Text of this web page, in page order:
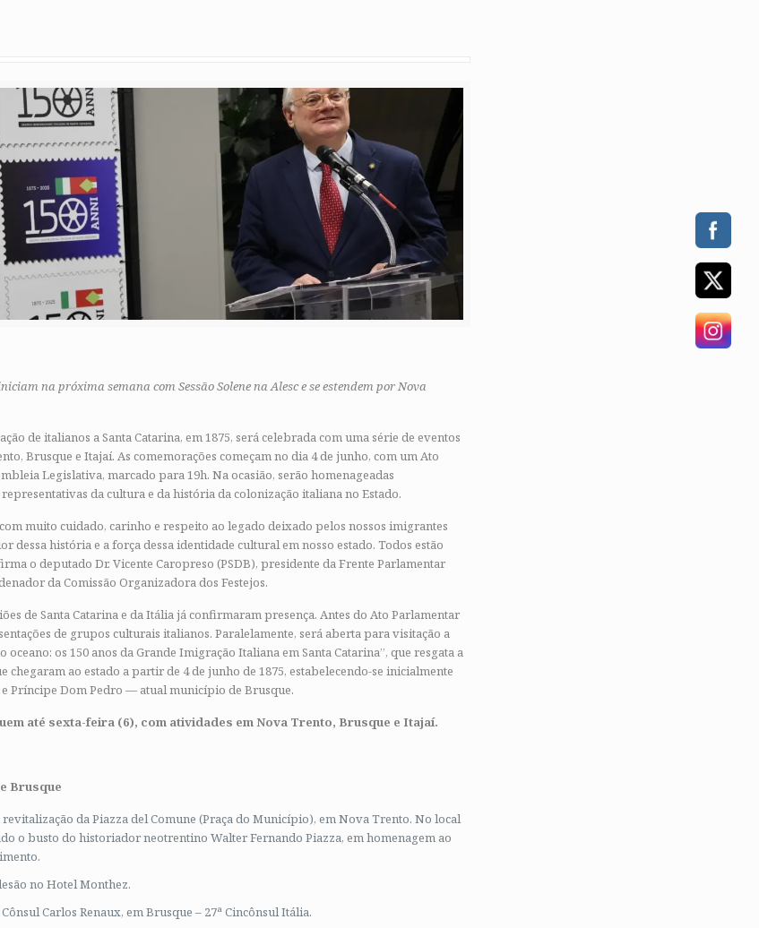
na próxima semana com Sessão Solene na Alesc e se estendem por Nova
de italianos a Santa Catarina, em 1875, será celebrada com uma série de eventos
Brusque e Itajaí. As comemorações começam no dia 4 de junho, com um Ato
Legislativa, marcado para 19h. Na ocasião, serão homenageadas
da cultura e da história da colonização italiana no Estado.
muito cuidado, carinho e respeito ao legado deixado pelos nossos imigrantes
dessa história e a força dessa identidade cultural em nosso estado. Todos estão
o deputado Dr. Vicente Caropreso (PSDB), presidente da Frente Parlamentar
da Comissão Organizadora dos Festejos.
de Santa Catarina e da Itália já confirmaram presença. Antes do Ato Parlamentar
de grupos culturais italianos. Paralelamente, será aberta para visitação a
os 150 anos da Grande Imigração Italiana em Santa Catarina”, que resgata a
ao estado a partir de 4 de junho de 1875, estabelecendo-se inicialmente
Príncipe Dom Pedro — atual município de Brusque.
até sexta-feira (6), com atividades em Nova Trento, Brusque e Itajaí.
Brusque
da Piazza del Comune (Praça do Município), em Nova Trento. No local
o busto do historiador neotrentino Walter Fernando Piazza, em homenagem ao
no Hotel Monthez.
Carlos Renaux, em Brusque – 27ª Cincônsul Itália.